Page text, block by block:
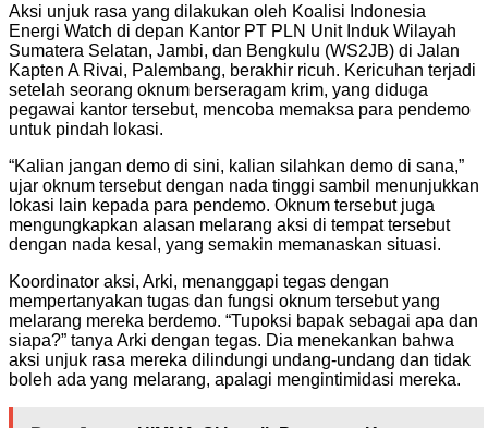
Aksi unjuk rasa yang dilakukan oleh Koalisi Indonesia
Energi Watch di depan Kantor PT PLN Unit Induk Wilayah
Sumatera Selatan, Jambi, dan Bengkulu (WS2JB) di Jalan
Kapten A Rivai, Palembang, berakhir ricuh. Kericuhan terjadi
setelah seorang oknum berseragam krim, yang diduga
pegawai kantor tersebut, mencoba memaksa para pendemo
untuk pindah lokasi.
“Kalian jangan demo di sini, kalian silahkan demo di sana,”
ujar oknum tersebut dengan nada tinggi sambil menunjukkan
lokasi lain kepada para pendemo. Oknum tersebut juga
mengungkapkan alasan melarang aksi di tempat tersebut
dengan nada kesal, yang semakin memanaskan situasi.
Koordinator aksi, Arki, menanggapi tegas dengan
mempertanyakan tugas dan fungsi oknum tersebut yang
melarang mereka berdemo. “Tupoksi bapak sebagai apa dan
siapa?” tanya Arki dengan tegas. Dia menekankan bahwa
aksi unjuk rasa mereka dilindungi undang-undang dan tidak
boleh ada yang melarang, apalagi mengintimidasi mereka.